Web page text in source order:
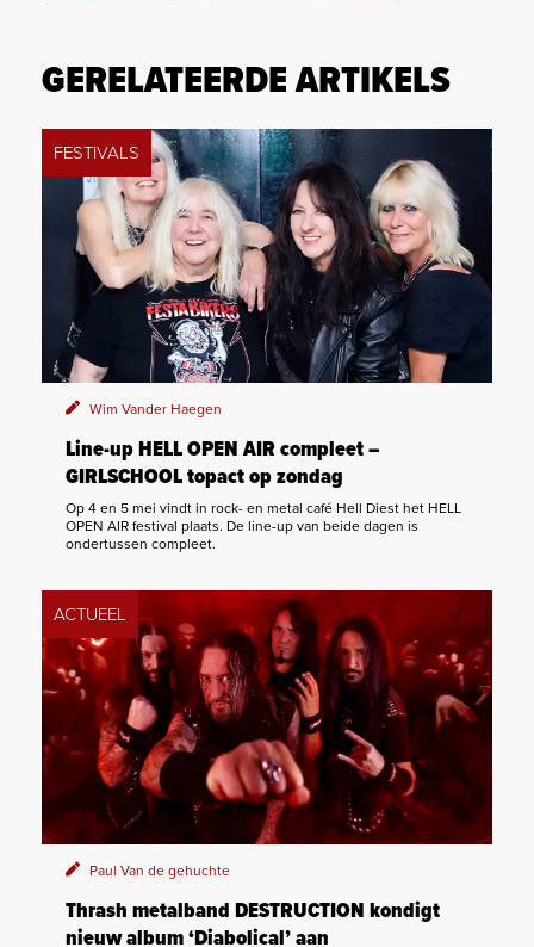
GERELATEERDE ARTIKELS
FESTIVALS
Wim Vander Haegen
Line-up HELL OPEN AIR compleet –
GIRLSCHOOL topact op zondag
Op 4 en 5 mei vindt in rock- en metal café Hell Diest het HELL
OPEN AIR festival plaats. De line-up van beide dagen is
ondertussen compleet.
ACTUEEL
Paul Van de gehuchte
Thrash metalband DESTRUCTION kondigt
nieuw album ‘Diabolical’ aan